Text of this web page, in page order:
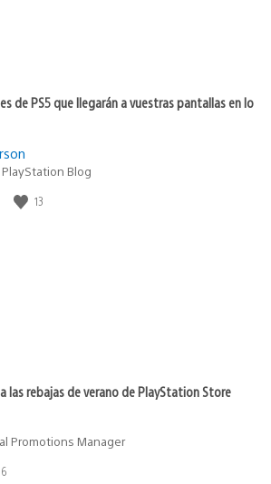
de PS5 que llegarán a vuestras pantallas en lo
Blog
13
las rebajas de verano de PlayStation Store
Promotions Manager